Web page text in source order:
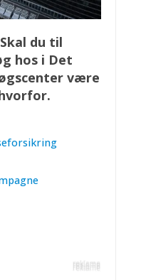
du til
hos i Det
være